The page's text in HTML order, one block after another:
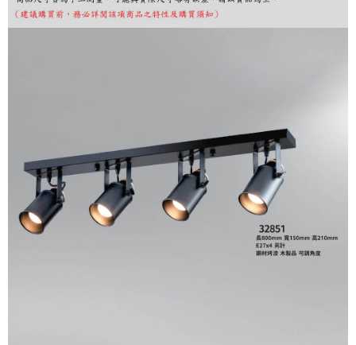
客戶支援中心」
https://netprotections.freshdesk.com/support/home
「AFTEE先享後付」，若未經同意申辦者引起之損失，本公司不負相關責
４．使用「AFTEE先享後付」時，將依據個別帳號之用戶狀況，依本公司即
時審查核予不同之上限額度；若仍有額度不足之情形，本公司將視審查結果
請求用戶進行身份認證。
５．嚴禁一人註冊多個帳號或使用他人資訊註冊。若發現惡意使用之情形，
恩沛科技股份有限公司將有權停止該用戶之使用額度並採取法律行動。